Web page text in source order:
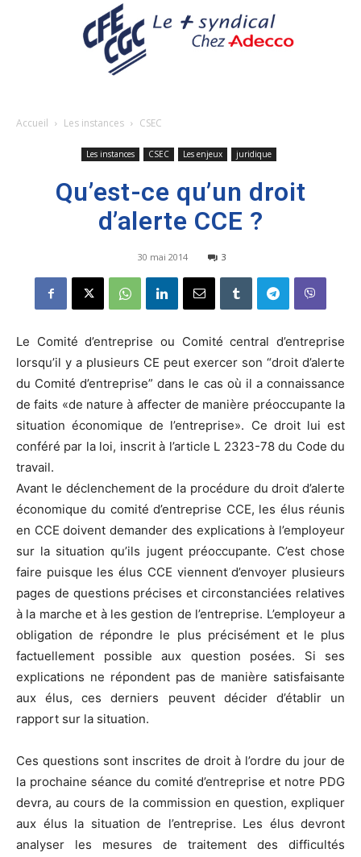
Accueil Les instances CSEC
Les instances CSEC Les enjeux juridique
Qu’est-ce qu’un droit
d’alerte CCE ?
30 mai 2014 3
Le Comité d’entreprise ou Comité central d’entreprise
lorsqu’il y a plusieurs CE peut exercer son “droit d’alerte
du Comité d’entreprise” dans le cas où il a connaissance
de faits «de nature à affecter de manière préoccupante la
situation économique de l’entreprise». Ce droit lui est
conféré par la loi, inscrit à l’article L 2323-78 du Code du
travail.
Avant le déclenchement de la procédure du droit d’alerte
économique du comité d’entreprise CCE, les élus réunis
en CCE doivent demander des explications à l’employeur
sur la situation qu’ils jugent préoccupante. C’est chose
faire puisque les élus CCE viennent d’envoyer plusieurs
pages de questions précises et circonstanciées relatives
à la marche et à les gestion de l’entreprise. L’employeur a
obligation de répondre le plus précisément et le plus
factuellement possible aux question posées. Si ses
explications ne répondent pas de manière satisfaisante
aux élus, ces derniers peuvent décider d’établir un
rapport sur la situation.
Ces questions sont inscrites de droit à l’ordre du jour de
la prochaine séance du comité d’entreprise et notre PDG
devra, au cours de la commission en question, expliquer
aux élus la situation de l’entreprise. Les élus devront
analyser les mesures de traitement des difficultés